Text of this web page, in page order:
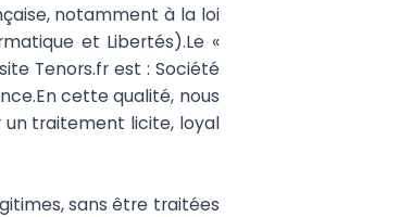
notamment à la loi
et Libertés).Le «
Tenors.fr est : Société
cette qualité, nous
un traitement licite, loyal
sans être traitées